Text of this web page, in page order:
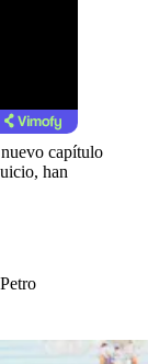
capítulo
han